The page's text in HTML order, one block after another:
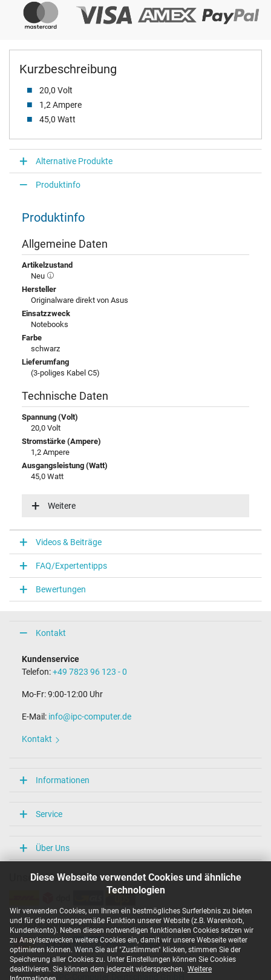
Diese Webseite verwendet Cookies und ähnliche
Technologien
Wir verwenden Cookies, um Ihnen ein bestmögliches Surferlebnis zu bieten
und für die ordnungsgemäße Funktion unserer Website (z.B. Warenkorb,
Kundenkonto). Neben diesen notwendigen funktionalen Cookies setzen wir
zu Anaylsezwecken weitere Cookies ein, damit wir unsere Webseite weiter
optimieren können. Wenn Sie auf "Zustimmen" klicken, stimmen Sie der
Speicherung aller Cookies zu. Unter Einstellungen können Sie Cookies
deaktivieren. Sie können dem jederzeit widersprechen. Weitere
Kurzbeschreibung
20,0 Volt
1,2 Ampere
45,0 Watt
Alternative Produkte
Produktinfo
Produktinfo
Allgemeine Daten
Artikelzustand
Neu
Hersteller
Originalware direkt von Asus
Einsatzzweck
Notebooks
Farbe
schwarz
Lieferumfang
(3-poliges Kabel C5)
Technische Daten
Spannung (Volt)
20,0 Volt
Stromstärke (Ampere)
1,2 Ampere
Ausgangsleistung (Watt)
45,0 Watt
15V / 3A / 45,0W
20V / 2,25A / 45,0W
9V / 3A / 27,0W
Eingangsspannung
Energieeffizienz
Notebook Stecker
USB-C / 180° gerade
7,0 mm
Länge Anschlusskabel (m) (ca.)
59 mm / 59 mm / 29 mm
Prüfsiegel
EAC
TÜV Argentina Certificado
TÜV Geprüfte Sicherheit
UKCA
UL Listed
Weiter Informationen zum Laden Ihres Notebooks mit einem USB-
C Ladekabel können Sie in unseremBlogbeitragnachlesen. Bei
weiteren Fragen im Bezug auf USB-C Ladekabel oder anderen
Themen besuchen Sie gerne unsereNotebook FAQ – Häufig
gestellte Fragenoder werfen Sie einen Blick in die Vielzahl unserer
verschiedenen Themen in unserem eigenenIPC-Blog.
Weitere
Videos & Beiträge
FAQ/Expertentipps
Bewertungen
Kontakt
Kundenservice
Telefon:+49 7823 96 123 - 0
Mo-Fr: 9:00-12:00 Uhr
E-Mail: info@ipc-computer.de
Kontakt
Informationen
Service
Über Uns
Unsere Versandarten
Unsere Zahlarten
Copyright ©